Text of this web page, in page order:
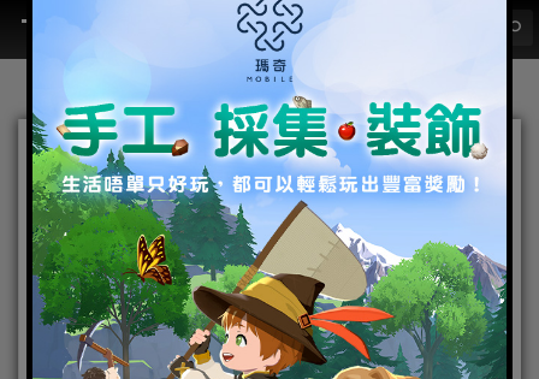
《約會大作戰：精靈再臨》
事前登錄突破10萬人！戰鬥
畫面華麗解禁
2019-02-22|Android,IOS,事前登錄 手機遊戲,焦點新聞
約會大作戰：精靈再臨